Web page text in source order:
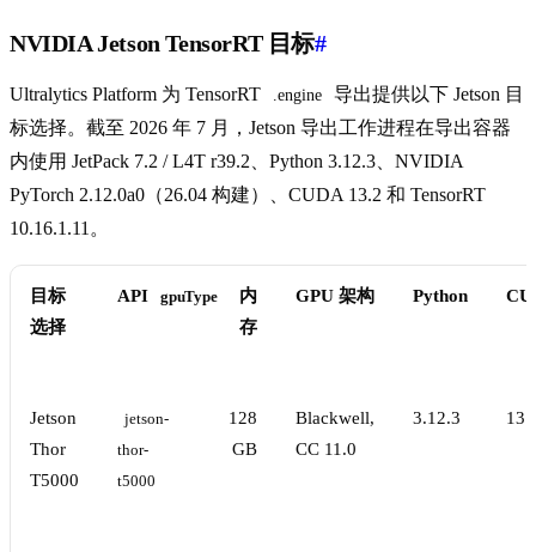
NVIDIA Jetson TensorRT 目标#
Ultralytics Platform 为 TensorRT .engine
导出提供以下 Jetson 目
标选择。截至 2026 年 7 月，Jetson 导出工作进程在导出容器
内使用 JetPack 7.2 / L4T r39.2、Python 3.12.3、NVIDIA
PyTorch 2.12.0a0（26.04 构建）、CUDA 13.2 和 TensorRT
10.16.1.11。
目标
选择
API gpuType
内
存
GPU 架构 Python
Jetson
Thor
T5000
jetson-
thor-
t5000
128
GB
Blackwell,
CC 11.0
3.12.3